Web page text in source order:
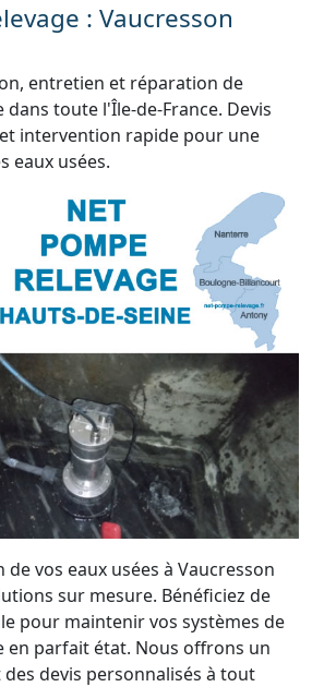
: Vaucresson
entretien et réparation de
dans toute l'Île-de-France. Devis
intervention rapide pour une
eaux usées.
vos eaux usées à Vaucresson
sur mesure. Bénéficiez de
pour maintenir vos systèmes de
en parfait état. Nous offrons un
devis personnalisés à tout